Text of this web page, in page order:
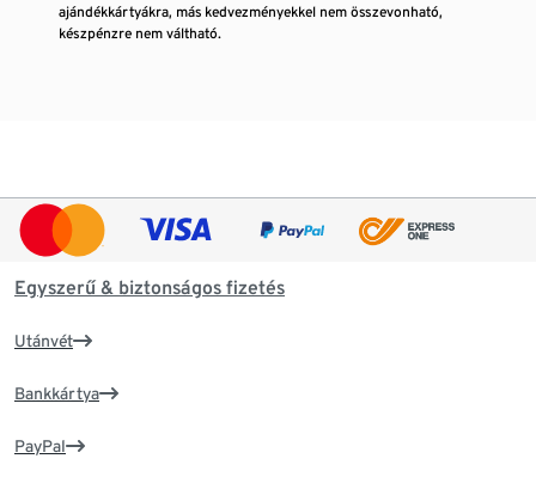
ajándékkártyákra, más kedvezményekkel nem összevonható,
készpénzre nem váltható.
Egyszerű & biztonságos fizetés
Utánvét
Bankkártya
PayPal